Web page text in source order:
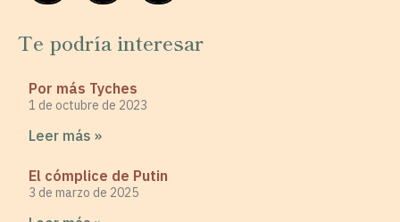
Te podría interesar
Por más Tyches
1 de octubre de 2023
Leer más »
El cómplice de Putin
3 de marzo de 2025